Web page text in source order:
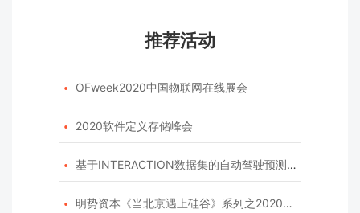
推荐活动
 OFweek2020中国物联网在线展会
 2020软件定义存储峰会
 基于INTERACTION数据集的自动驾驶预测模型挑战赛
 明势资本《当北京遇上硅谷》系列之2020年度开源峰会